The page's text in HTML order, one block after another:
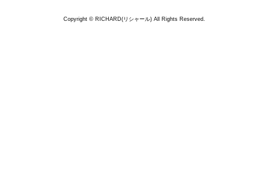
Copyright © RICHARD(リシャール) All Rights Reserved.